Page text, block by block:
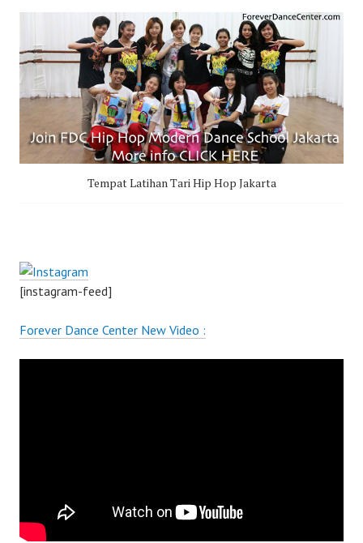
Tempat Latihan Tari Hip Hop Jakarta
[instagram-feed]
Forever Dance Center New Video :